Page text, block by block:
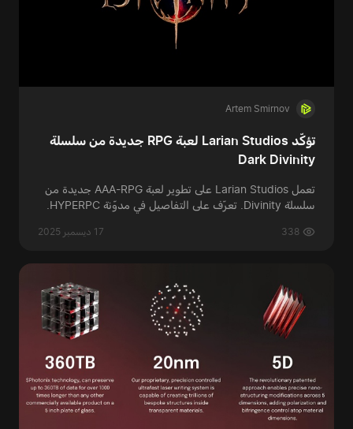
Artem Smirnov
تؤكّد Larian Studios لعبة RPG جديدة من سلسلة
Dark Divinity
تعمل Larian Studios على تطوير لعبة AAA-RPG جديدة من
سلسلة Divinity. تعرّف على التفاصيل في مدوّنة HYPERPC.
17 ديسمبر 2025 338